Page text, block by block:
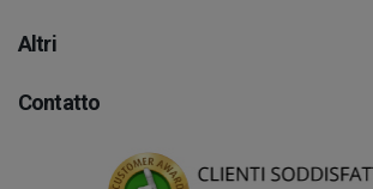
Altri
Contatto